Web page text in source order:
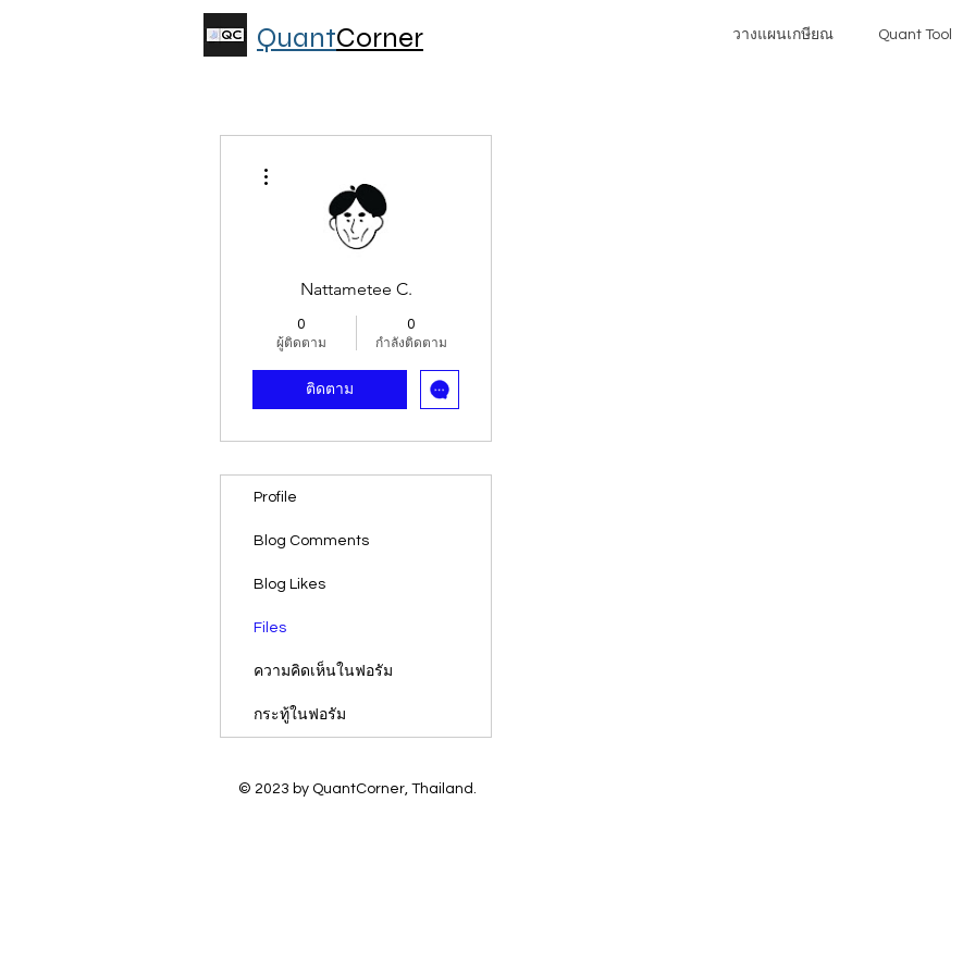
QuantCorner วางแผนเกษียณ Quant Tool
Nattametee C.
0
ผู้ติดตาม
0
กำลังติดตาม
ติดตาม
Profile
Blog Comments
Blog Likes
Files
ความคิดเห็นในฟอรัม
กระทู้ในฟอรัม
© 2023 by QuantCorner, Thailand.